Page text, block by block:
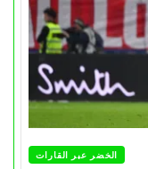
الخضر عبر القارات